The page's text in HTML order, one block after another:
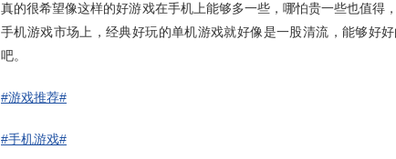
真的很希望像这样的好游戏在手机上能够多一些，哪怕贵一些也值得
手机游戏市场上，经典好玩的单机游戏就好像是一股清流，能够好
吧。
#游戏推荐#
#手机游戏#